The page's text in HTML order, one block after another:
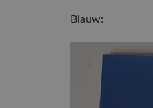
Blauw: